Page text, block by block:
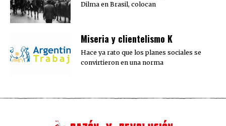
Dilma en Brasil, colocan
Miseria y clientelismo K
Hace ya rato que los planes sociales se
convirtieron en una norma